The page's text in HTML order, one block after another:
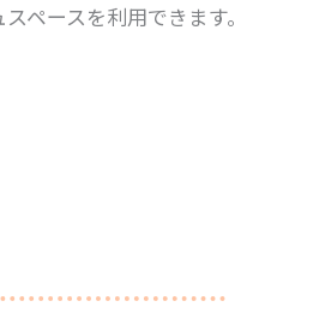
ペースを利用できます。